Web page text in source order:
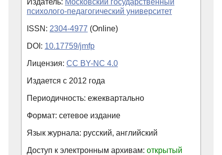
психолого-педагогический университет
ISSN: 2304-4977 (Online)
DOI: 10.17759/jmfp
Лицензия: CC BY-NC 4.0
Издается с 2012 года
Периодичность: ежеквартально
Формат: сетевое издание
Язык журнала: русский, английский
Доступ к электронным архивам: открытый